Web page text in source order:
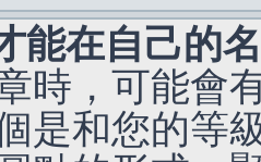
能在自己的
時，可能會
是和您的等